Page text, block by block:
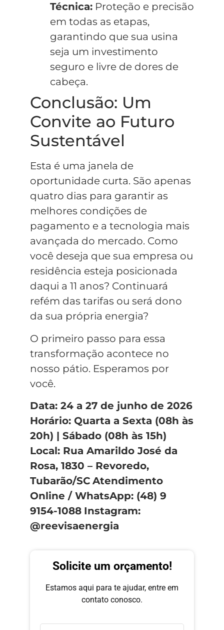
Técnica: Proteção e precisão
em todas as etapas,
garantindo que sua usina
seja um investimento
seguro e livre de dores de
cabeça.
Conclusão: Um
Convite ao Futuro
Sustentável
Esta é uma janela de
oportunidade curta. São apenas
quatro dias para garantir as
melhores condições de
pagamento e a tecnologia mais
avançada do mercado. Como
você deseja que sua empresa ou
residência esteja posicionada
daqui a 11 anos? Continuará
refém das tarifas ou será dono
da sua própria energia?
O primeiro passo para essa
transformação acontece no
nosso pátio. Esperamos por
você.
Data: 24 a 27 de junho de 2026
Horário: Quarta a Sexta (08h às
20h) | Sábado (08h às 15h)
Local: Rua Amarildo José da
Rosa, 1830 – Revoredo,
Tubarão/SC Atendimento
Online / WhatsApp: (48) 9
9154-1088 Instagram:
@reevisaenergia
Solicite um orçamento!
Estamos aqui para te ajudar, entre em
contato conosco.